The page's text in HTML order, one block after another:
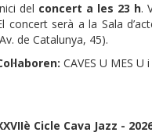
del concert a les 23 h.
concert serà a la Sala
de Catalunya, 45).
CAVES U MES U
Cicle Cava Jazz -